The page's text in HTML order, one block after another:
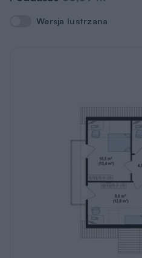
Wersja lustrzana
Wersja lustrzana